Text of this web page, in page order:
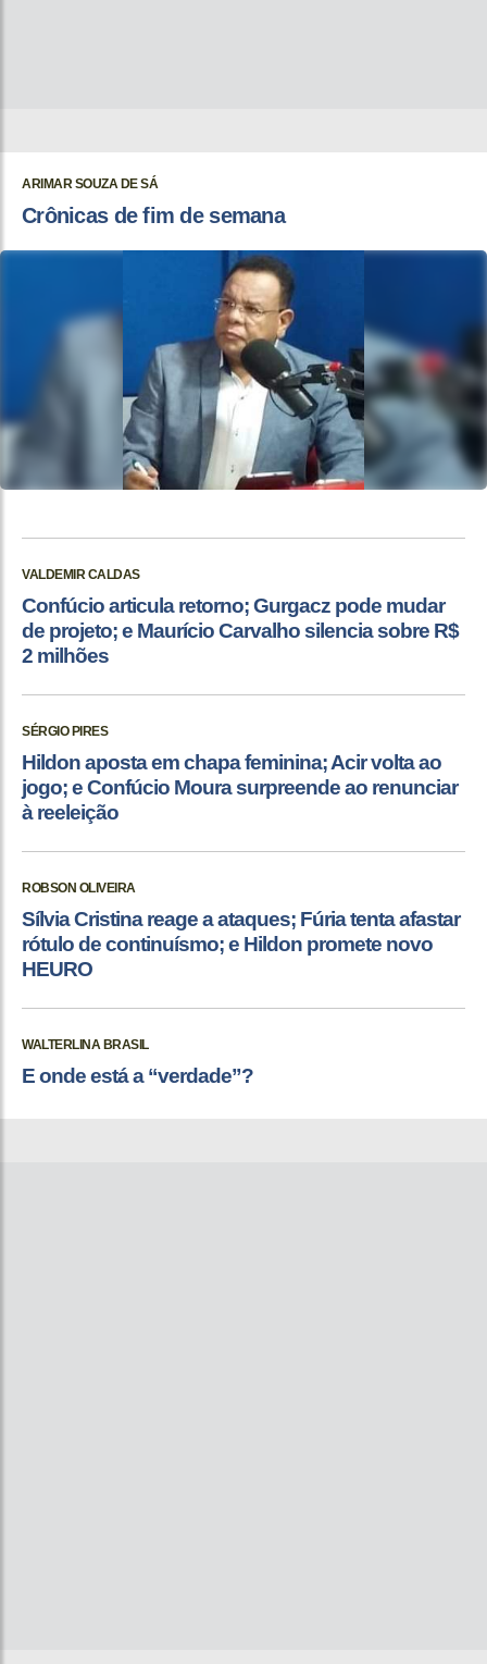
ARIMAR SOUZA DE SÁ
Crônicas de fim de semana
VALDEMIR CALDAS
Confúcio articula retorno; Gurgacz pode mudar
de projeto; e Maurício Carvalho silencia sobre R$
2 milhões
SÉRGIO PIRES
Hildon aposta em chapa feminina; Acir volta ao
jogo; e Confúcio Moura surpreende ao renunciar
à reeleição
ROBSON OLIVEIRA
Sílvia Cristina reage a ataques; Fúria tenta afastar
rótulo de continuísmo; e Hildon promete novo
HEURO
WALTERLINA BRASIL
E onde está a “verdade”?